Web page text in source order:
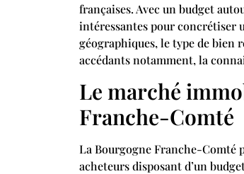
françaises. Avec un budget
intéressantes pour concrétiser
géographiques, le type de bien
accédants notamment, la
Le marché
Franche-Comté
La Bourgogne Franche-Comté
acheteurs disposant d’un